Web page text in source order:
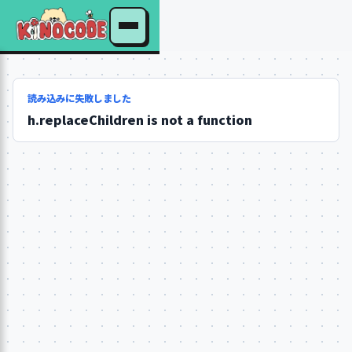
読み込みに失敗しました
h.replaceChildren is not a function